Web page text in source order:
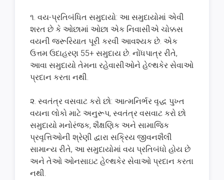
૧. વય-પ્રતિબંધિત સમુદાયો: આ સમુદાયોમાં એવી
શરત છે કે ઓછામાં ઓછા એક નિવાસીએ ચોક્કસ
વયની જરૂરિયાત પૂરી કરવી આવશ્યક છે. એક
ઉત્તમ ઉદાહરણ 55+ સમુદાય છે. નોંધપાત્ર રીતે,
આવા સમુદાયો તેમના રહેવાસીઓને હેલ્થકેર સેવાઓ
પ્રદાન કરતા નથી.
૨. સ્વતંત્ર વસવાટ કરો છો: આત્મનિર્ભર વૃદ્ધ પુખ્ત
વયના લોકો માટે અનુરૂપ, સ્વતંત્ર વસવાટ કરો છો
સમુદાયો મનોરંજક, શૈક્ષણિક અને સામાજિક
પ્રવૃત્તિઓની શ્રેણી દ્વારા સક્રિય જીવનશૈલી
સામાન્ય રીતે, આ સમુદાયોમાં વય પ્રતિબંધો હોય છે
અને તેઓ ઓનસાઇટ હેલ્થકેર સેવાઓ પ્રદાન કરતા
નથી.